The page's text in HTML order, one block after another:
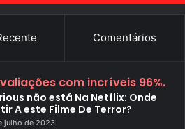
Comentários
com incríveis 96%.
não está Na Netflix: Onde
A este Filme De Terror?
julho de 2023